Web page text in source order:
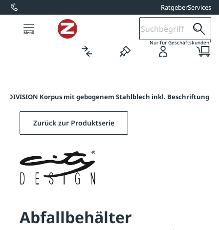
springen RatgeberServices
Nur für Geschäftskunden1
DIVISION Korpus mit gebogenem Stahlblech inkl. Beschriftung
Zurück zur Produktserie
Abfallbehälter